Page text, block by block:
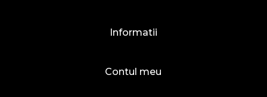
Informatii
Contul meu